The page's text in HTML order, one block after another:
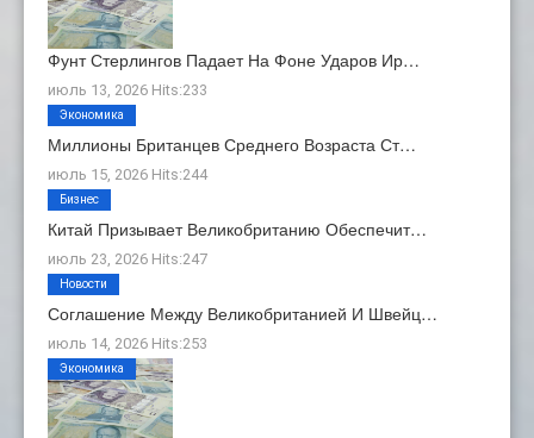
Фунт Стерлингов Падает На Фоне Ударов Ир…
июль 13, 2026 Hits:233
Миллионы Британцев Среднего Возраста Ст…
июль 15, 2026 Hits:244
Экономика
Китай Призывает Великобританию Обеспечит…
июль 23, 2026 Hits:247
Бизнес
Соглашение Между Великобританией И Швейц…
июль 14, 2026 Hits:253
Новости
Экономика